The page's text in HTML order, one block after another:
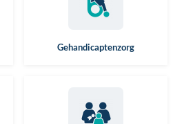
Gehandicaptenzorg